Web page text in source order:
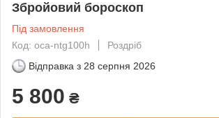
Збройовий бороскоп
Під замовлення
Код: оса-ntg100h
Роздріб
Відправка з 28 серпня 2026
5 800 ₴